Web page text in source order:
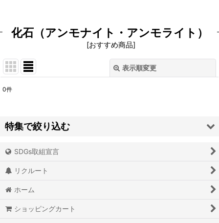
化石（アンモナイト・アンモライト）
[おすすめ商品]
表示順変更
並び順:
0件
特集で絞り込む
アイオライト
アイスクォーツ
アイリスクォーツ
SDGs取組宣言
リクルート
ホーム
ショッピングカート